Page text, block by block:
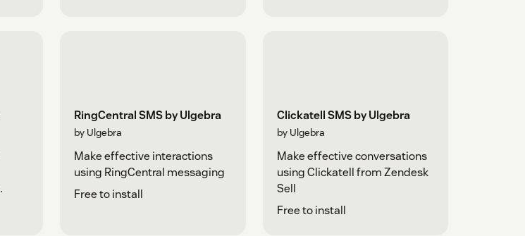
RingCentral SMS by Ulgebra
by Ulgebra
Make effective interactions
using RingCentral messaging
Free to install
Clickatell SMS by Ulgebra
by Ulgebra
Make effective conversations
using Clickatell from Zendesk
Sell
Free to install